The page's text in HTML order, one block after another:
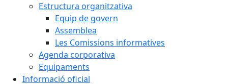
Estructura organitzativa
Equip de govern
Assemblea
Les Comissions informatives
Agenda corporativa
Equipaments
Informació oficial